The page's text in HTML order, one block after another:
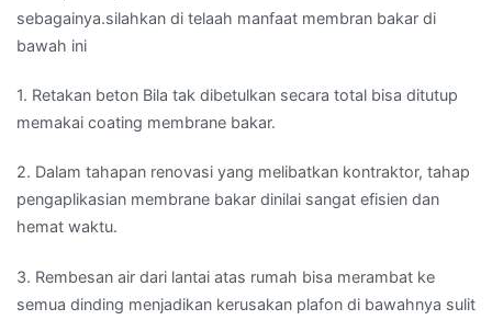
sebagainya.silahkan di telaah manfaat membran bakar di
bawah ini
1. Retakan beton Bila tak dibetulkan secara total bisa ditutup
memakai coating membrane bakar.
2. Dalam tahapan renovasi yang melibatkan kontraktor, tahap
pengaplikasian membrane bakar dinilai sangat efisien dan
hemat waktu.
3. Rembesan air dari lantai atas rumah bisa merambat ke
semua dinding menjadikan kerusakan plafon di bawahnya sulit